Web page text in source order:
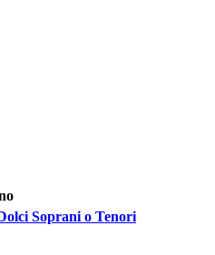
Soprani o Tenori